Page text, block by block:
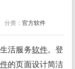
分类： 官方软件
活服务软件。登
的页面设计简洁